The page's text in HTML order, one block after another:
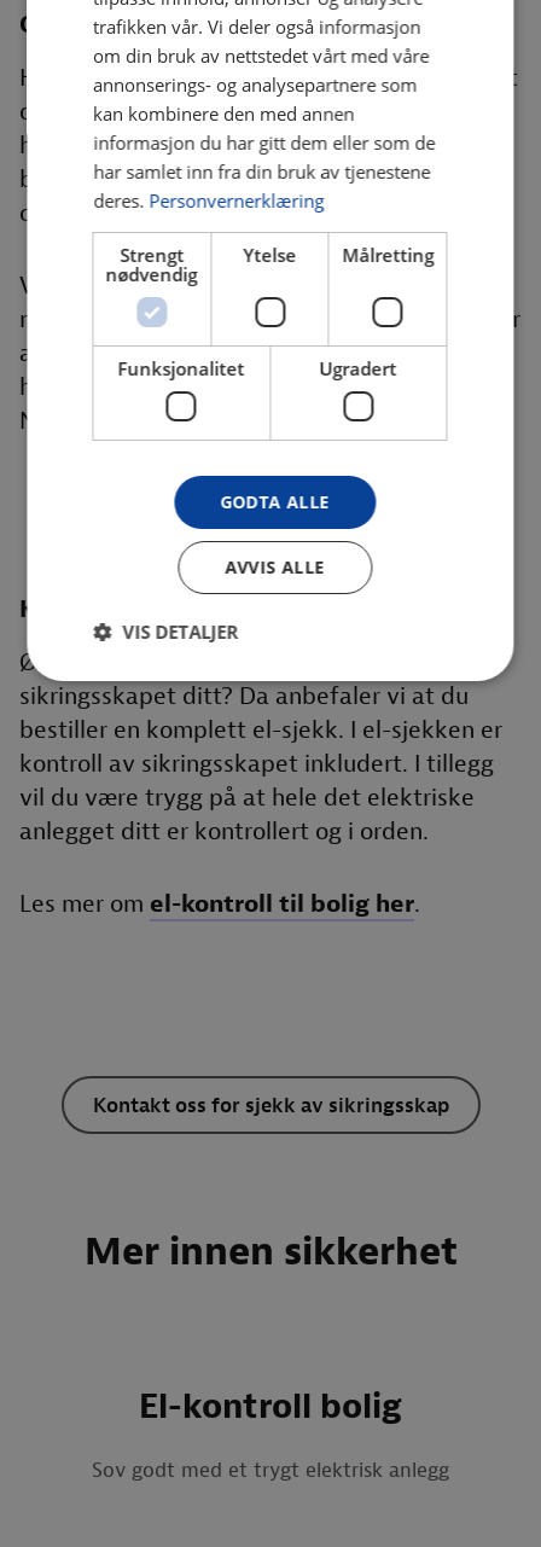
Oppgrader sikringsskapet med ny innmat
Har du behov for å oppgradere sikringsskapet
ditt? Vi går over og bytter all innmaten i
henhold til gjeldende krav. Det vil si at vi kun
benytter jordfeilbrytere og installerer
overspenningsvern.
Vær obs på at automatsikringer tåler noe
mindre belastning enn skrusikringer. Det betyr
at dersom du har skrusikringer i dag, kan det
hende vi må dele opp anlegget i flere kurser.
Noe som uansett vil bety bedre el-sikkerhet.
Kontroll av sikringsskapet ditt?
Ønsker du at vi tar en gjennomgang av
sikringsskapet ditt? Da anbefaler vi at du
bestiller en komplett el-sjekk. I el-sjekken er
kontroll av sikringsskapet inkludert. I tillegg
vil du være trygg på at hele det elektriske
anlegget ditt er kontrollert og i orden.
Les mer om el-kontroll til bolig her.
Kontakt oss for sjekk av sikringsskap
Mer innen sikkerhet
El-kontroll bolig
Sov godt med et trygt elektrisk anlegg
trafikken vår. Vi deler også informasjon
om din bruk av nettstedet vårt med våre
annonserings- og analysepartnere som
kan kombinere den med annen
informasjon du har gitt dem eller som de
har samlet inn fra din bruk av tjenestene
deres. Personvernerklæring
Strengt
nødvendig
Ytelse Målretting
Funksjonalitet Ugradert
GODTA ALLE
AVVIS ALLE
VIS DETALJER